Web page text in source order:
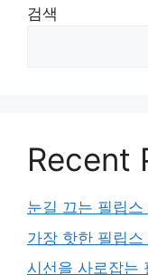
검색
Recent
눈길 끄는 필립
가장 핫한 필립
시선을 사로잡는